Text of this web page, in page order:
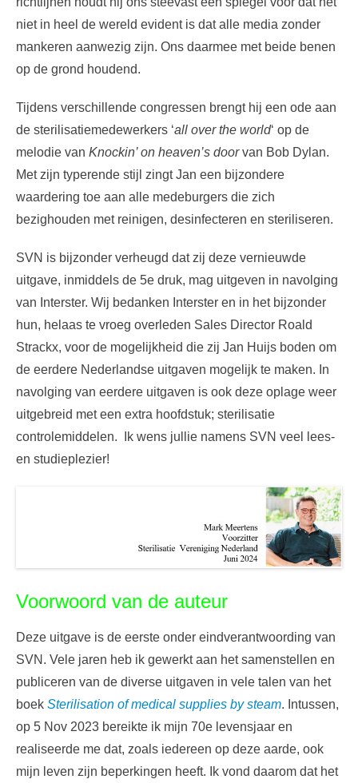
niet in heel de wereld evident is dat alle media zonder
mankeren aanwezig zijn. Ons daarmee met beide benen
op de grond houdend.
Tijdens verschillende congressen brengt hij een ode aan
de sterilisatiemedewerkers ‘all over the world‘ op de
melodie van Knockin’ on heaven’s doorvan Bob Dylan.
Met zijn typerende stijl zingt Jan een bijzondere
waardering toe aan alle medeburgers die zich
bezighouden met reinigen, desinfecteren en steriliseren.
SVN is bijzonder verheugd dat zij deze vernieuwde
uitgave, inmiddels de 5e druk, mag uitgeven in navolging
van Interster. Wij bedanken Interster en in het bijzonder
hun, helaas te vroeg overleden Sales Director Roald
Strackx, voor de mogelijkheid die zij Jan Huijs boden om
de eerdere Nederlandse uitgaven mogelijk te maken. In
navolging van eerdere uitgaven is ook deze oplage weer
uitgebreid met een extra hoofdstuk; sterilisatie
controlemiddelen. Ik wens jullie namens SVN veel lees-
en studieplezier!
Voorwoord van de auteur
Deze uitgave is de eerste onder eindverantwoording van
SVN. Vele jaren heb ik gewerkt aan het samenstellen en
publiceren van de diverse uitgaven in vele talen van het
boek Sterilisation of medical supplies by steam. Intussen,
op 5 Nov 2023 bereikte ik mijn 70e levensjaar en
realiseerde me dat, zoals iedereen op deze aarde, ook
mijn leven zijn beperkingen heeft. Ik vond daarom dat het